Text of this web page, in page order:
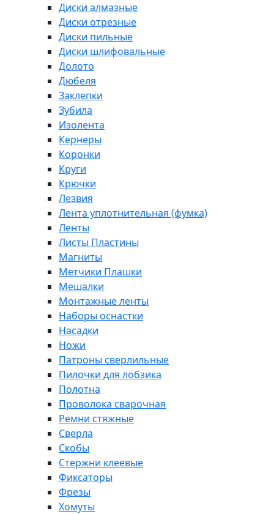
Диски алмазные
Диски отрезные
Диски пильные
Диски шлифовальные
Долото
Дюбеля
Заклепки
Зубила
Изолента
Кернеры
Коронки
Круги
Крючки
Лезвия
Лента уплотнительная (фумка)
Ленты
Листы Пластины
Магниты
Метчики Плашки
Мешалки
Монтажные ленты
Наборы оснастки
Насадки
Ножи
Патроны сверлильные
Пилочки для лобзика
Полотна
Проволока сварочная
Ремни стяжные
Сверла
Скобы
Стержни клеевые
Фиксаторы
Фрезы
Хомуты